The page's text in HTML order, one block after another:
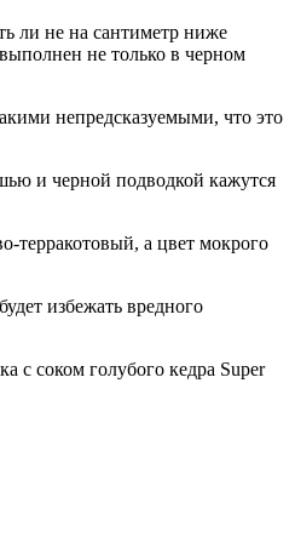
ли не на сантиметр ниже
не только в черном
непредсказуемыми, что это
и черной подводкой кажутся
терракотовый, а цвет мокрого
избежать вредного
с соком голубого кедра Super